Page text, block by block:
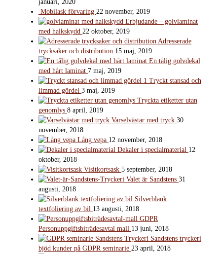
januari, 2020
Mobilask förvaring 22 november, 2019
Erbjudande – golvlaminat
med halkskydd 22 oktober, 2019
Adresserade
trycksaker och distribution 15 maj, 2019
En tålig golvdekal
med hårt laminat 7 maj, 2019
Tryckt stansad och
limmad gördel 3 maj, 2019
Tryckta etiketter utan
genomlys 8 april, 2019
Varselvästar med tryck 30
november, 2018
Lång vepa 12 november, 2018
Dekaler i specialmaterial 12
oktober, 2018
Visitkortsask 5 september, 2018
Valet är Sandstens 31
augusti, 2018
Silverblank
textfoliering av bil 13 augusti, 2018
GDPR
Personuppgiftsbiträdesavtal mall 13 juni, 2018
Sandstens tryckeri
bjöd kunder på GDPR seminarie 23 april, 2018